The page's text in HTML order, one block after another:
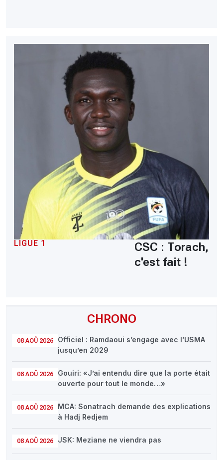
CHRONO
08 AOÛ 2026
Officiel : Ramdaoui s’engage avec l’USMA
jusqu’en 2029
08 AOÛ 2026
Gouiri: «J’ai entendu dire que la porte était
ouverte pour tout le monde…»
08 AOÛ 2026
MCA: Sonatrach demande des explications
à Hadj Redjem
08 AOÛ 2026 JSK: Meziane ne viendra pas
LIGUE 1
CSC : Torach,
c'est fait !